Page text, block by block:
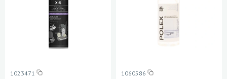
1023471 1060586